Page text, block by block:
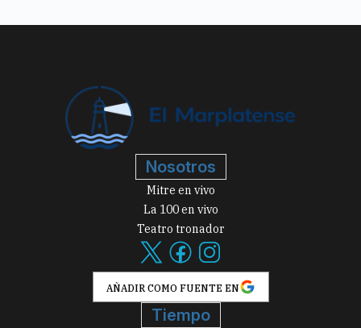
Nosotros
Mitre en vivo
La 100 en vivo
Teatro tronador
AÑADIR COMO FUENTE EN
Tiempo